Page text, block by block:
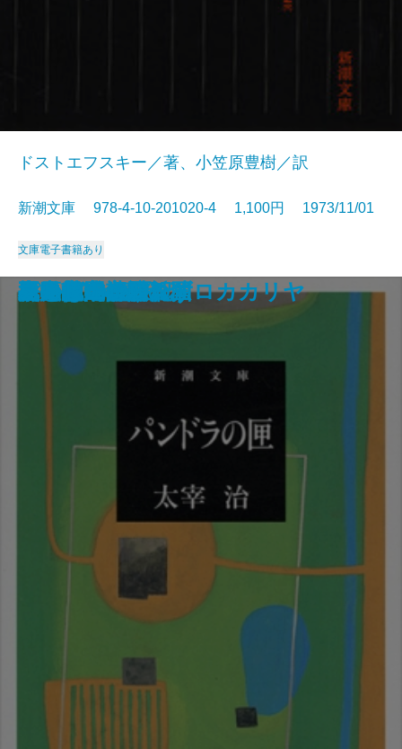
ちいさこべ
ブンとフン
新ハムレット
星への旅
沈黙の春
リチャード三世
Dの複合
ほら男爵 現代の冒険
深川安楽亭
虐げられた人びと
ドストエフスキー／著、小笠原豊樹／訳
新潮文庫 978-4-10-201020-4 1,100円 1973/11/01
文庫電子書籍あり
パンドラの匣
出発は遂に訪れず
黒の様式
長距離走者の孤独
松風の門
ことばの歳時記
死の家の記録
水中都市・デンドロカカリヤ
夏の花・心願の国
メルヒェン